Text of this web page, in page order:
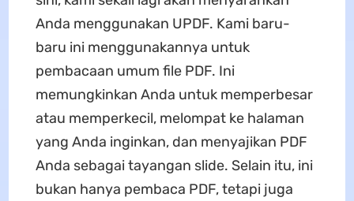
Anda menggunakan UPDF. Kami baru-
baru ini menggunakannya untuk
pembacaan umum file PDF. Ini
memungkinkan Anda untuk memperbesar
atau memperkecil, melompat ke halaman
yang Anda inginkan, dan menyajikan PDF
Anda sebagai tayangan slide. Selain itu, ini
bukan hanya pembaca PDF, tetapi juga